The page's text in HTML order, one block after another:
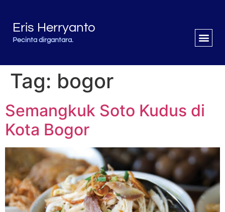
Eris Herryanto
Pecinta dirgantara.
Tag: bogor
Semangkuk Soto Kudus di
Kota Bogor